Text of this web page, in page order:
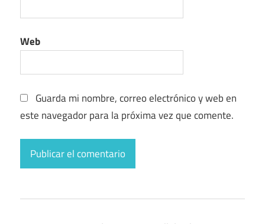
Web
Guarda mi nombre, correo electrónico y web en
este navegador para la próxima vez que comente.